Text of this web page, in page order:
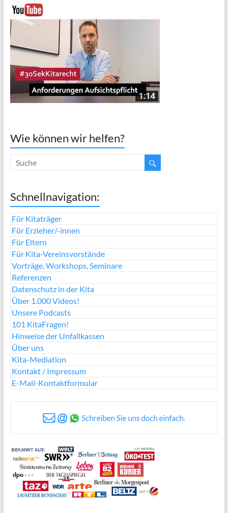
Wie können wir helfen?
Schnellnavigation:
Für Kitaträger
Für Erzieher/-innen
Für Eltern
Für Kita-Vereinsvorstände
Vorträge, Workshops, Seminare
Referenzen
Datenschutz in der Kita
Über 1.000 Videos!
Unsere Podcasts
101 KitaFragen!
Hinweise der Unfallkassen
Über uns
Kita-Mediation
Kontakt / Impressum
E-Mail-Kontaktformular